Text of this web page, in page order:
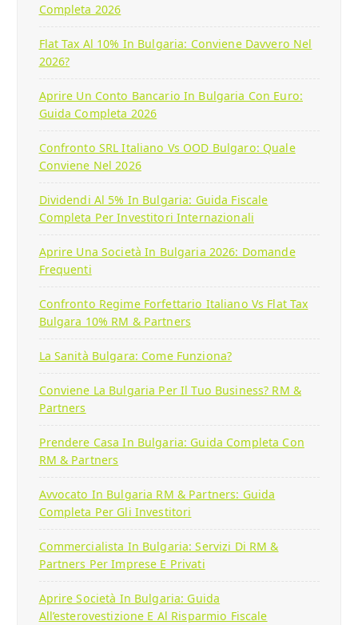
Completa 2026
Flat Tax Al 10% In Bulgaria: Conviene Davvero Nel
2026?
Aprire Un Conto Bancario In Bulgaria Con Euro:
Guida Completa 2026
Confronto SRL Italiano Vs OOD Bulgaro: Quale
Conviene Nel 2026
Dividendi Al 5% In Bulgaria: Guida Fiscale
Completa Per Investitori Internazionali
Aprire Una Società In Bulgaria 2026: Domande
Frequenti
Confronto Regime Forfettario Italiano Vs Flat Tax
Bulgara 10% RM & Partners
La Sanità Bulgara: Come Funziona?
Conviene La Bulgaria Per Il Tuo Business? RM &
Partners
Prendere Casa In Bulgaria: Guida Completa Con
RM & Partners
Avvocato In Bulgaria RM & Partners: Guida
Completa Per Gli Investitori
Commercialista In Bulgaria: Servizi Di RM &
Partners Per Imprese E Privati
Aprire Società In Bulgaria: Guida
All’esterovestizione E Al Risparmio Fiscale